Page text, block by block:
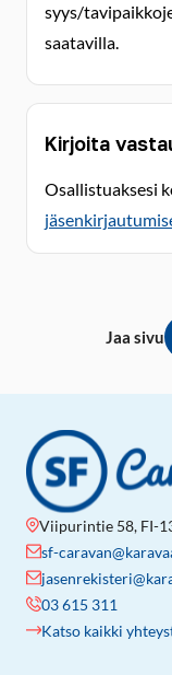
syys/
saatavilla.
Kirjoita
Osallistuaksesi
Jaa sivu
Viipurintie 58, FI-
sf-
03 615 311
Katso kaikki